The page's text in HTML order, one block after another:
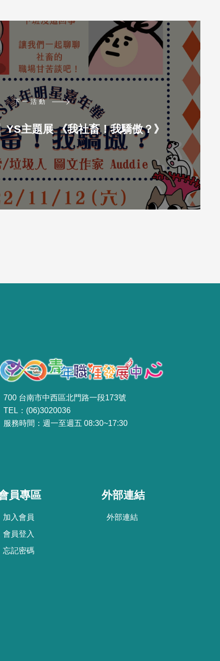
下一活動
YS主題展 《我社畜！我驕傲？》
700 台南市中西區北門路一段173號
TEL：(06)3020036
服務時間：週一至週五 08:30~17:30
員專區
加 入會 員
會 員登 入
忘記密碼
外部連結
外部連結